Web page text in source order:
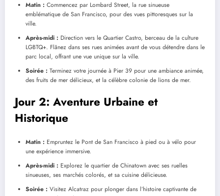
Matin : Commencez par Lombard Street, la rue sinueuse
emblématique de San Francisco, pour des vues pittoresques sur la
ville.
Après-midi : Direction vers le Quartier Castro, berceau de la culture
LGBTQ+. Flânez dans ses rues animées avant de vous détendre dans le
parc local, offrant une vue unique sur la ville.
Soirée : Terminez votre journée à Pier 39 pour une ambiance animée,
des fruits de mer délicieux, et la célèbre colonie de lions de mer.
Jour 2: Aventure Urbaine et
Historique
Matin : Empruntez le Pont de San Francisco à pied ou à vélo pour
une expérience immersive.
Après-midi : Explorez le quartier de Chinatown avec ses ruelles
sinueuses, ses marchés colorés, et sa cuisine délicieuse.
Soirée : Visitez Alcatraz pour plonger dans l’histoire captivante de